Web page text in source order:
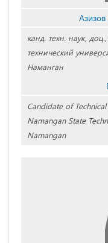
канд. техн. наук,
технический
Наманган
Candidate of
Namangan State
Namangan